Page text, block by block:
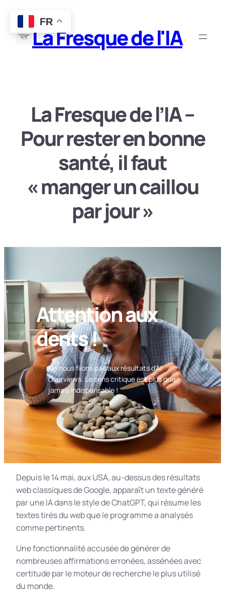
Aller
contenu La Fresque de l'IA
La Fresque de l’IA –
Pour rester en bonne
santé, il faut
« manger un caillou
par jour »
Attention aux
dents !
Ne nous fiions pas aux résultats d’AI
Overviews. Le sens critique est plus que
jamais indispensable !
Depuis le 14 mai, aux USA, au-dessus des résultats
web classiques de Google, apparaît un texte généré
par une IA dans le style de ChatGPT, qui résume les
textes tirés du web que le programme a analysés
comme pertinents.
Une fonctionnalité accusée de générer de
nombreuses affirmations erronées, assénées avec
certitude par le moteur de recherche le plus utilisé
du monde.
FR